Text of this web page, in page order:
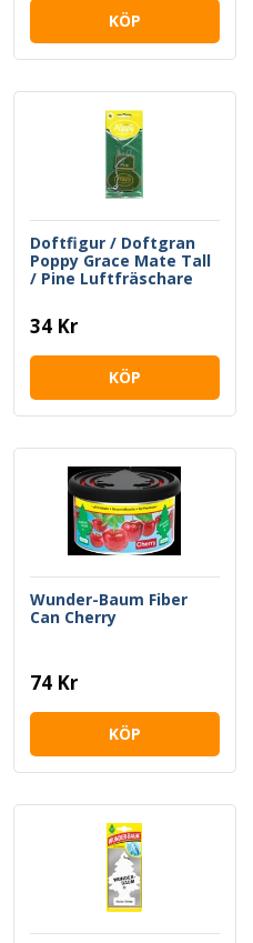
KÖP
Doftfigur / Doftgran
Poppy Grace Mate Tall
/ Pine Luftfräschare
34 Kr
KÖP
Wunder-Baum Fiber
Can Cherry
74 Kr
KÖP